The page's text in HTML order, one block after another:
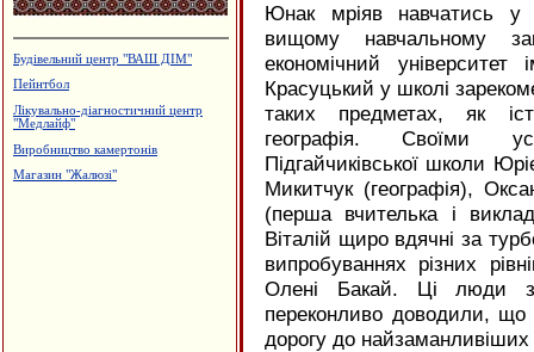
Польоти вихідного дня
Виготовлення зовнішньої реклами,
Лікувально-діагностичний центр
Юнак мріяв навчатись у
вищому навчальному
економічний університет
Красуцький у школі
таких предметах, як
географія. Своїми
Підгайчиківської школи
Микитчук (географія),
(перша вчителька і
Віталій щиро вдячні за
випробуваннях різних
Олені Бакай. Ці люди
переконливо доводили, що
дорогу до найзаманливіших